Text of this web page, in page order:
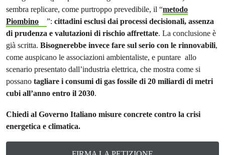
sembra replicare, come purtroppo prevedibile, il “metodo
Piombino
”: cittadini esclusi dai processi decisionali, assenza
di prudenza e valutazioni di rischio affrettate. La conclusione è
già scritta. Bisognerebbe invece fare sul serio con le rinnovabili,
come auspicano le associazioni ambientaliste, e puntare allo
scenario presentato dall’industria elettrica, che mostra come si
possano tagliare i consumi di gas fossile di 20 miliardi di metri
cubi all’anno entro il 2030.
Chiedi al Governo Italiano misure concrete contro la crisi
energetica e climatica.